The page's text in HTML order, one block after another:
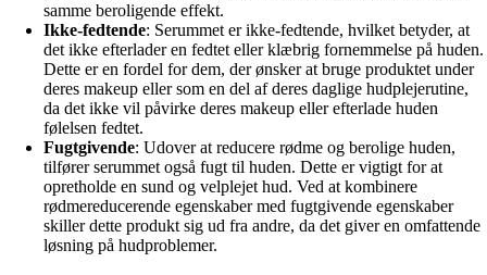
samme beroligende effekt.
Ikke-fedtende: Serummet er ikke-fedtende, hvilket betyder, at
det ikke efterlader en fedtet eller klæbrig fornemmelse på huden.
Dette er en fordel for dem, der ønsker at bruge produktet under
deres makeup eller som en del af deres daglige hudplejerutine,
da det ikke vil påvirke deres makeup eller efterlade huden
følelsen fedtet.
Fugtgivende: Udover at reducere rødme og berolige huden,
tilfører serummet også fugt til huden. Dette er vigtigt for at
opretholde en sund og velplejet hud. Ved at kombinere
rødmereducerende egenskaber med fugtgivende egenskaber
skiller dette produkt sig ud fra andre, da det giver en omfattende
løsning på hudproblemer.